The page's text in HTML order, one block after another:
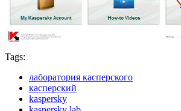
Tags:
лаборатория касперского
касперский
kaspersky